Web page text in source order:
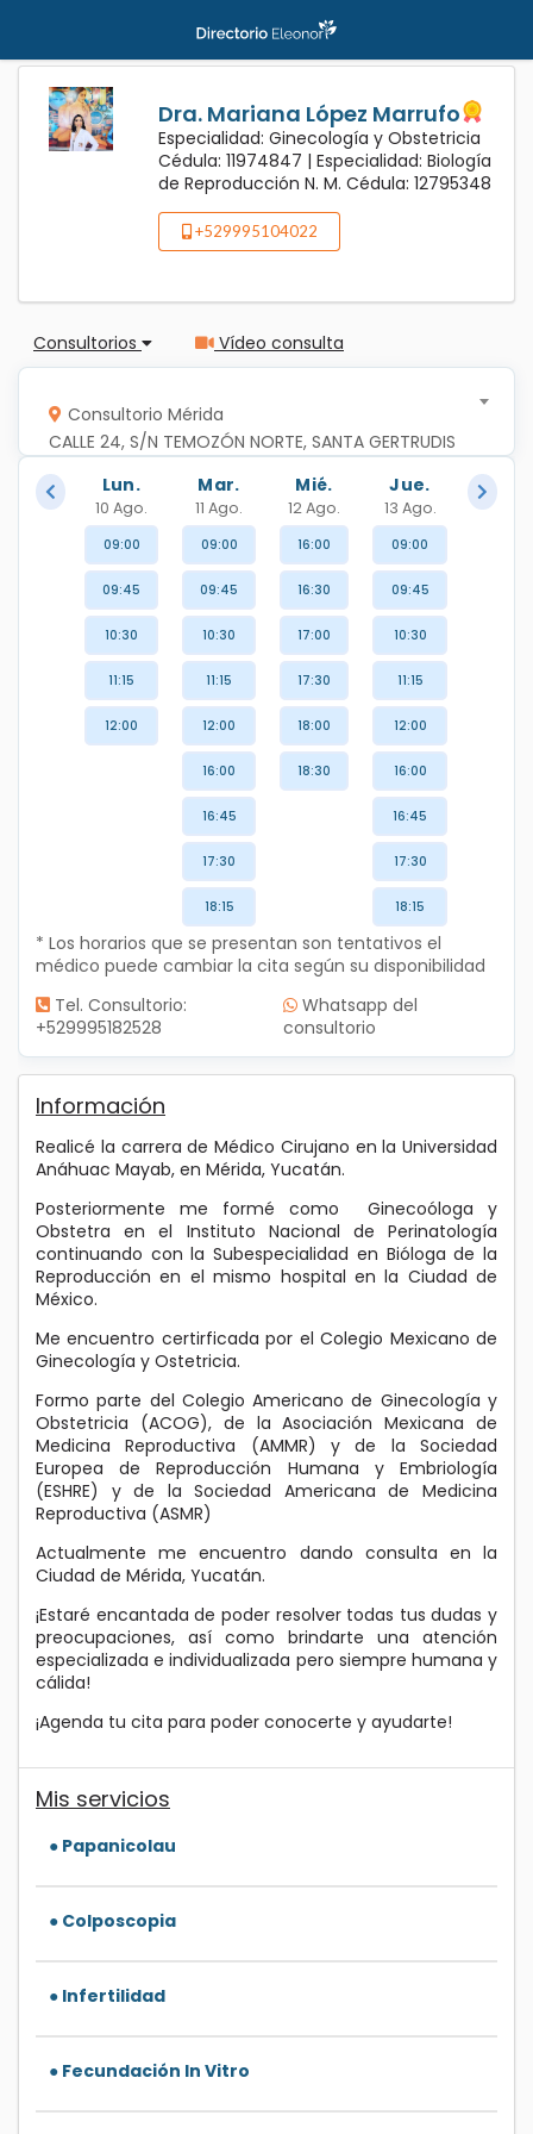
Dra. Mariana López Marrufo
Especialidad: Ginecología y Obstetricia
Cédula: 11974847 | Especialidad: Biología
de Reproducción N. M. Cédula: 12795348
+529995104022
Consultorios Vídeo consulta
Consultorio Mérida
CALLE 24, S/N TEMOZÓN NORTE, SANTA GERTRUDIS
COPO
Lun.
10 Ago.
Mar.
11 Ago.
Mié.
12 Ago.
Jue.
13 Ago.
09:00
09:45
10:30
11:15
12:00
09:00
09:45
10:30
11:15
12:00
16:00
16:45
17:30
18:15
16:00
16:30
17:00
17:30
18:00
18:30
09:00
09:45
10:30
11:15
12:00
16:00
16:45
17:30
18:15
* Los horarios que se presentan son tentativos el
médico puede cambiar la cita según su disponibilidad
Tel. Consultorio:
+529995182528
Whatsapp del
consultorio
Información
Realicé la carrera de Médico Cirujano en la Universidad
Anáhuac Mayab, en Mérida, Yucatán.
Posteriormente me formé como Ginecoóloga y
Obstetra en el Instituto Nacional de Perinatología
continuando con la Subespecialidad en Bióloga de la
Reproducción en el mismo hospital en la Ciudad de
México.
Me encuentro certirficada por el Colegio Mexicano de
Ginecología y Ostetricia.
Formo parte del Colegio Americano de Ginecología y
Obstetricia (ACOG), de la Asociación Mexicana de
Medicina Reproductiva (AMMR) y de la Sociedad
Europea de Reproducción Humana y Embriología
(ESHRE) y de la Sociedad Americana de Medicina
Reproductiva (ASMR)
Actualmente me encuentro dando consulta en la
Ciudad de Mérida, Yucatán.
¡Estaré encantada de poder resolver todas tus dudas y
preocupaciones, así como brindarte una atención
especializada e individualizada pero siempre humana y
cálida!
¡Agenda tu cita para poder conocerte y ayudarte!
Mis servicios
● Papanicolau
● Colposcopia
● Infertilidad
● Fecundación In Vitro